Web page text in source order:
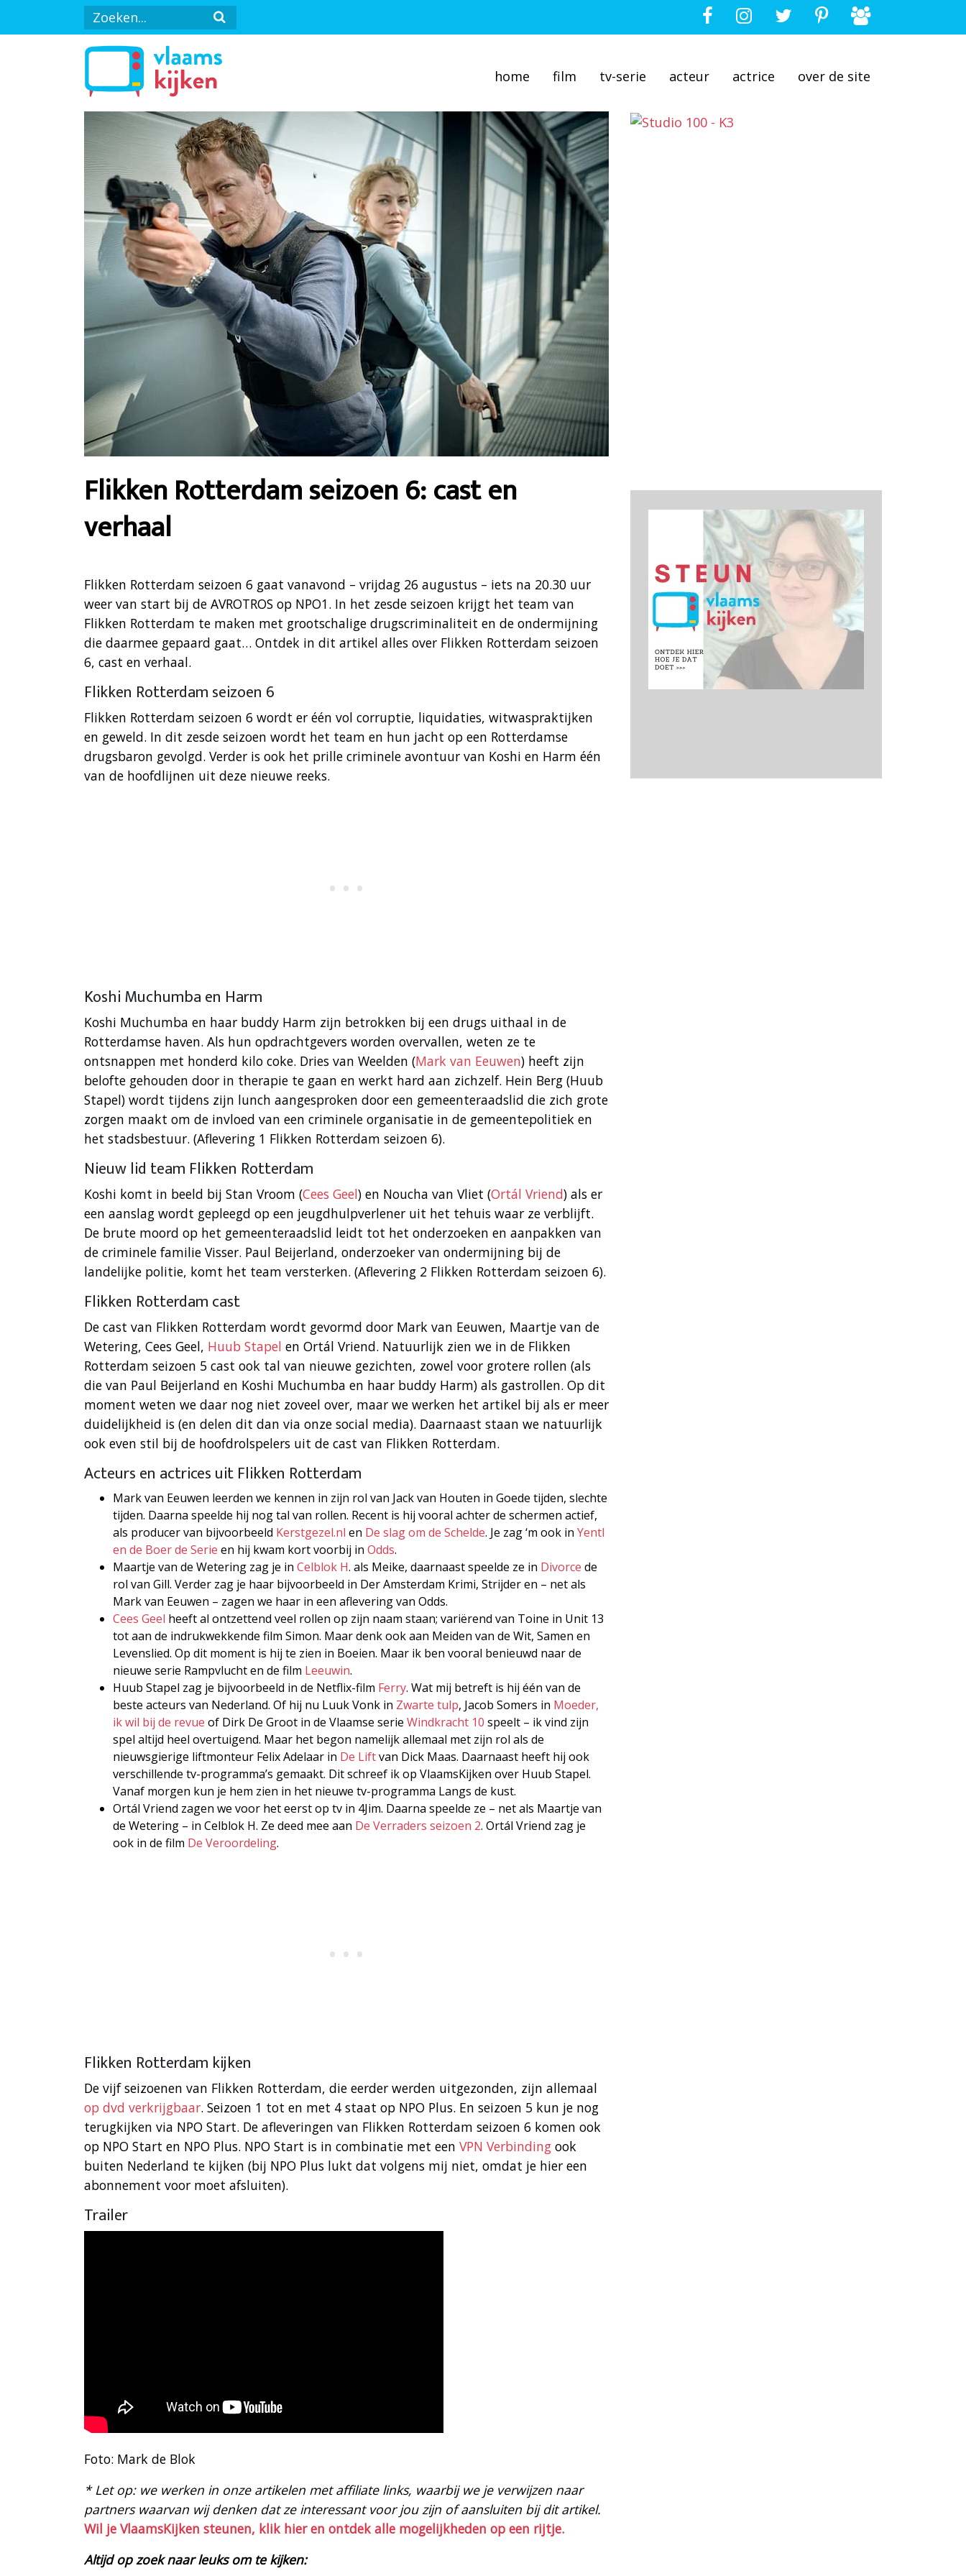
home film tv-serie acteur actrice over de site
Flikken Rotterdam seizoen 6: cast en
verhaal
Flikken Rotterdam seizoen 6 gaat vanavond – vrijdag 26 augustus – iets na 20.30 uur
weer van start bij de AVROTROS op NPO1. In het zesde seizoen krijgt het team van
Flikken Rotterdam te maken met grootschalige drugscriminaliteit en de ondermijning
die daarmee gepaard gaat… Ontdek in dit artikel alles over Flikken Rotterdam seizoen
6, cast en verhaal.
Flikken Rotterdam seizoen 6
Flikken Rotterdam seizoen 6 wordt er één vol corruptie, liquidaties, witwaspraktijken
en geweld. In dit zesde seizoen wordt het team en hun jacht op een Rotterdamse
drugsbaron gevolgd. Verder is ook het prille criminele avontuur van Koshi en Harm één
van de hoofdlijnen uit deze nieuwe reeks.
Koshi Muchumba en Harm
Koshi Muchumba en haar buddy Harm zijn betrokken bij een drugs uithaal in de
Rotterdamse haven. Als hun opdrachtgevers worden overvallen, weten ze te
ontsnappen met honderd kilo coke. Dries van Weelden (Mark van Eeuwen) heeft zijn
belofte gehouden door in therapie te gaan en werkt hard aan zichzelf. Hein Berg (Huub
Stapel) wordt tijdens zijn lunch aangesproken door een gemeenteraadslid die zich grote
zorgen maakt om de invloed van een criminele organisatie in de gemeentepolitiek en
het stadsbestuur. (Aflevering 1 Flikken Rotterdam seizoen 6).
Nieuw lid team Flikken Rotterdam
Koshi komt in beeld bij Stan Vroom (Cees Geel) en Noucha van Vliet (Ortál Vriend) als er
een aanslag wordt gepleegd op een jeugdhulpverlener uit het tehuis waar ze verblijft.
De brute moord op het gemeenteraadslid leidt tot het onderzoeken en aanpakken van
de criminele familie Visser. Paul Beijerland, onderzoeker van ondermijning bij de
landelijke politie, komt het team versterken. (Aflevering 2 Flikken Rotterdam seizoen 6).
Flikken Rotterdam cast
De cast van Flikken Rotterdam wordt gevormd door Mark van Eeuwen, Maartje van de
Wetering, Cees Geel, Huub Stapel en Ortál Vriend. Natuurlijk zien we in de Flikken
Rotterdam seizoen 5 cast ook tal van nieuwe gezichten, zowel voor grotere rollen (als
die van Paul Beijerland en Koshi Muchumba en haar buddy Harm) als gastrollen. Op dit
moment weten we daar nog niet zoveel over, maar we werken het artikel bij als er meer
duidelijkheid is (en delen dit dan via onze social media). Daarnaast staan we natuurlijk
ook even stil bij de hoofdrolspelers uit de cast van Flikken Rotterdam.
Acteurs en actrices uit Flikken Rotterdam
Mark van Eeuwen leerden we kennen in zijn rol van Jack van Houten in Goede tijden, slechte
tijden. Daarna speelde hij nog tal van rollen. Recent is hij vooral achter de schermen actief,
als producer van bijvoorbeeld Kerstgezel.nl en De slag om de Schelde. Je zag ‘m ook in Yentl
en de Boer de Serie en hij kwam kort voorbij in Odds.
Maartje van de Wetering zag je in Celblok H. als Meike, daarnaast speelde ze in Divorce de
rol van Gill. Verder zag je haar bijvoorbeeld in Der Amsterdam Krimi, Strijder en – net als
Mark van Eeuwen – zagen we haar in een aflevering van Odds.
Cees Geel heeft al ontzettend veel rollen op zijn naam staan; variërend van Toine in Unit 13
tot aan de indrukwekkende film Simon. Maar denk ook aan Meiden van de Wit, Samen en
Levenslied. Op dit moment is hij te zien in Boeien. Maar ik ben vooral benieuwd naar de
nieuwe serie Rampvlucht en de film Leeuwin.
Huub Stapel zag je bijvoorbeeld in de Netflix-film Ferry. Wat mij betreft is hij één van de
beste acteurs van Nederland. Of hij nu Luuk Vonk in Zwarte tulp, Jacob Somers in Moeder,
ik wil bij de revue of Dirk De Groot in de Vlaamse serie Windkracht 10 speelt – ik vind zijn
spel altijd heel overtuigend. Maar het begon namelijk allemaal met zijn rol als de
nieuwsgierige liftmonteur Felix Adelaar in De Liftvan Dick Maas. Daarnaast heeft hij ook
verschillende tv-programma’s gemaakt. Dit schreef ik op VlaamsKijken over Huub Stapel.
Vanaf morgen kun je hem zien in het nieuwe tv-programma Langs de kust.
Ortál Vriend zagen we voor het eerst op tv in 4Jim. Daarna speelde ze – net als Maartje van
de Wetering – in Celblok H. Ze deed mee aan De Verraders seizoen 2. Ortál Vriend zag je
ook in de film De Veroordeling.
Flikken Rotterdam kijken
De vijf seizoenen van Flikken Rotterdam, die eerder werden uitgezonden, zijn allemaal
op dvd verkrijgbaar. Seizoen 1 tot en met 4 staat op NPO Plus. En seizoen 5 kun je nog
terugkijken via NPO Start. De afleveringen van Flikken Rotterdam seizoen 6 komen ook
op NPO Start en NPO Plus. NPO Start is in combinatie met een VPN Verbinding ook
buiten Nederland te kijken (bij NPO Plus lukt dat volgens mij niet, omdat je hier een
abonnement voor moet afsluiten).
Trailer
Foto: Mark de Blok
* Let op: we werken in onze artikelen met affiliate links, waarbij we je verwijzen naar
partners waarvan wij denken dat ze interessant voor jou zijn of aansluiten bij dit artikel.
Wil je VlaamsKijken steunen, klik hier en ontdek alle mogelijkheden op een rijtje.
Altijd op zoek naar leuks om te kijken: